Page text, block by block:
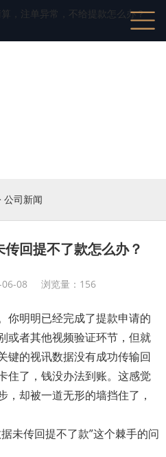
公司新闻
回提不了款怎么办？
06-08 浏览量：156
你明明已经完成了提款申请的
或者其他视频验证环节，但就
键的视讯数据没有成功传输回
住了，钱没办法到账。这感觉
却被一道无形的墙挡住了，
未传回提不了款”这个棘手的问